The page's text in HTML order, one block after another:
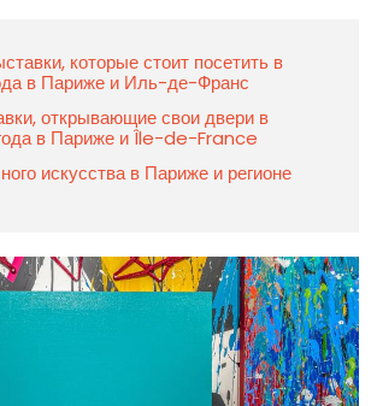
которые стоит посетить в
в Париже и Иль-де-Франс
открывающие свои двери в
в Париже и Île-de-France
искусства в Париже и регионе